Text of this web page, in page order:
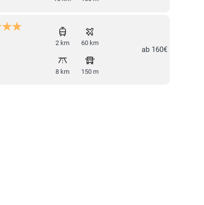
2 km 60 km
8 km 150 m
ab 160€